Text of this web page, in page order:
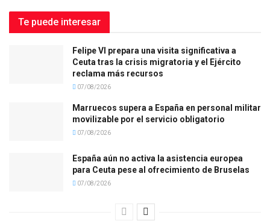
Te puede interesar
Felipe VI prepara una visita significativa a
Ceuta tras la crisis migratoria y el Ejército
reclama más recursos
07/08/2026
Marruecos supera a España en personal militar
movilizable por el servicio obligatorio
07/08/2026
España aún no activa la asistencia europea
para Ceuta pese al ofrecimiento de Bruselas
07/08/2026